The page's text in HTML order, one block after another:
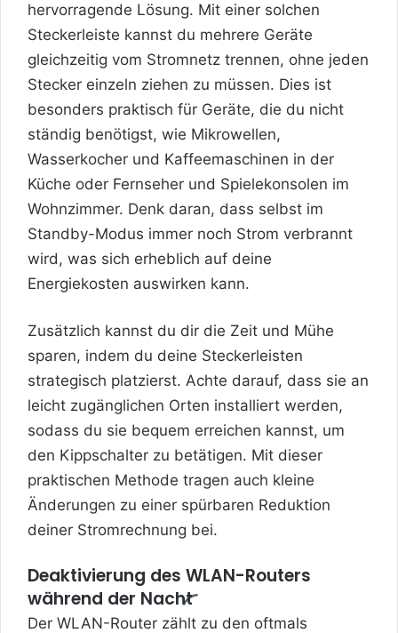
hervorragende Lösung. Mit einer solchen
Steckerleiste kannst du mehrere Geräte
gleichzeitig vom Stromnetz trennen, ohne jeden
Stecker einzeln ziehen zu müssen. Dies ist
besonders praktisch für Geräte, die du nicht
ständig benötigst, wie Mikrowellen,
Wasserkocher und Kaffeemaschinen in der
Küche oder Fernseher und Spielekonsolen im
Wohnzimmer. Denk daran, dass selbst im
Standby-Modus immer noch Strom verbrannt
wird, was sich erheblich auf deine
Energiekosten auswirken kann.
Zusätzlich kannst du dir die Zeit und Mühe
sparen, indem du deine Steckerleisten
strategisch platzierst. Achte darauf, dass sie an
leicht zugänglichen Orten installiert werden,
sodass du sie bequem erreichen kannst, um
den Kippschalter zu betätigen. Mit dieser
praktischen Methode tragen auch kleine
Änderungen zu einer spürbaren Reduktion
deiner Stromrechnung bei.
Deaktivierung des WLAN-Routers
während der Nacht
Der WLAN-Router zählt zu den oftmals